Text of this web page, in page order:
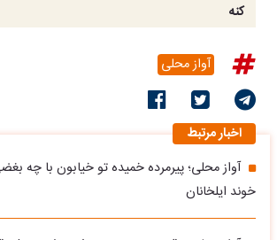
کنه
آواز محلی
اخبار مرتبط
آواز محلی؛ پیرمرده خمیده تو خیابون با چه
خوند ایلخانان